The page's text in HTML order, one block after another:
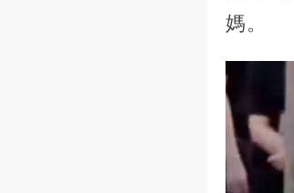
媽。